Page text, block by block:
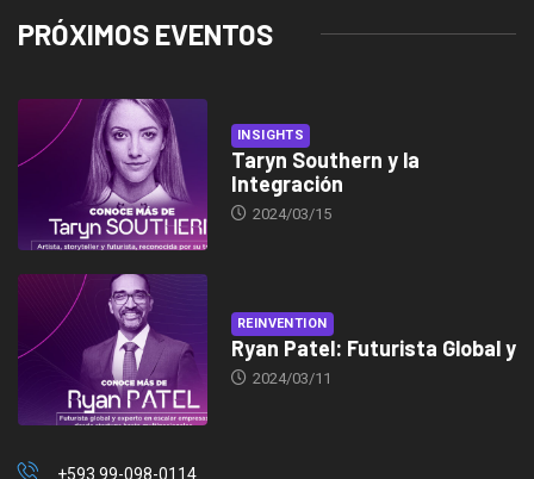
PRÓXIMOS EVENTOS
INSIGHTS
Taryn Southern y la
Integración
2024/03/15
REINVENTION
Ryan Patel: Futurista Global y
2024/03/11
+593 99-098-0114